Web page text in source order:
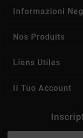
Informazioni
Nos Produits
Liens Utiles
Il Tuo Account